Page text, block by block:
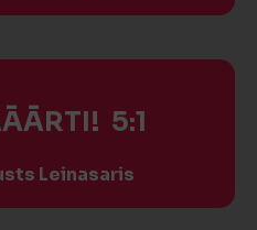
5:1
Leinasaris